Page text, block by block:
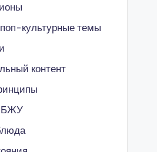
культурные темы
контент
БЖУ